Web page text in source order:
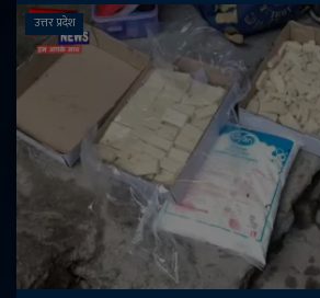
उत्तर प्रदेश